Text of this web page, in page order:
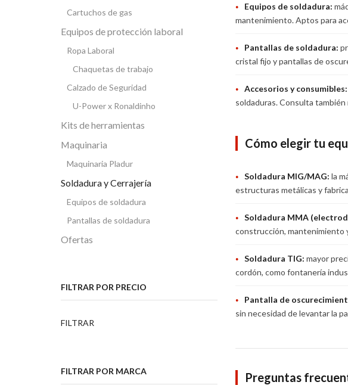
● Equipos de soldadura:
mantenimiento. Aptos para
● Pantallas de soldadura:
cristal fijo y pantallas de
● Accesorios y consumibles:
soldaduras. Consulta
Cómo elegir tu
● Soldadura MIG/MAG: la
estructuras metálicas y
● Soldadura MMA
construcción, mantenimiento
● Soldadura TIG: mayor
cordón, como fontanería
● Pantalla de
sin necesidad de levantar la
Preguntas
Cartuchos de gas
Equipos de protección laboral
Ropa Laboral
Chaquetas de trabajo
Calzado de Seguridad
U-Power x Ronaldinho
Kits de herramientas
Maquinaria
Maquinaria Pladur
Soldadura y Cerrajería
Equipos de soldadura
Pantallas de soldadura
Ofertas
FILTRAR POR PRECIO
Precio
Precio
FILTRAR
FILTRAR POR MARCA